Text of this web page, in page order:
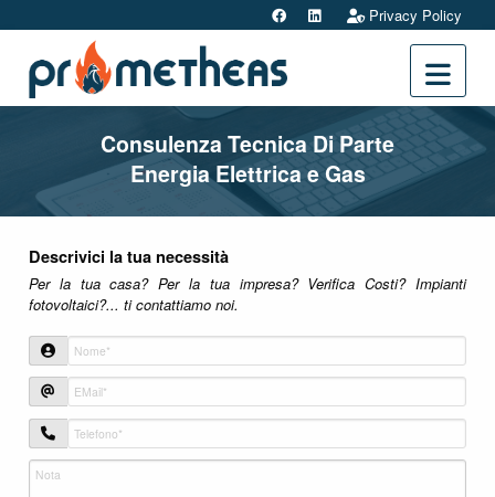
Privacy Policy
Consulenza Tecnica Di Parte
Energia Elettrica e Gas
Descrivici la tua necessità
Per la tua casa? Per la tua impresa? Verifica Costi? Impianti
fotovoltaici?... ti contattiamo noi.
Prometheas